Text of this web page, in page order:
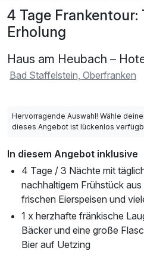
4 Tage Frankentour:
Erholung
Haus am Heubach –
Bad Staffelstein, Oberfranken
Hervorragende Auswahl! Wähle
dieses Angebot ist lückenlos
In diesem Angebot inklusive
4 Tage / 3 Nächte mit
nachhaltigem Frühstück
frischen Eierspeisen und
1 x herzhafte fränkische
Bäcker und eine große
Bier auf Uetzing